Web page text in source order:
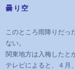
曇り空
このところ雨降りだっ
ない。
関東地方は入梅したと
テレビによると、４月